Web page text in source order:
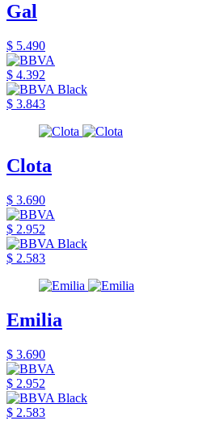
Gal
$ 5.490
$ 4.392
$ 3.843
Clota
$ 3.690
$ 2.952
$ 2.583
Emilia
$ 3.690
$ 2.952
$ 2.583